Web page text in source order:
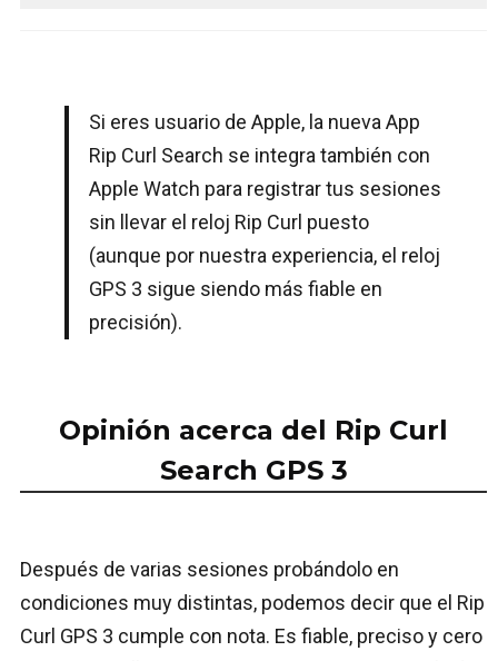
Si eres usuario de Apple, la nueva App
Rip Curl Search se integra también con
Apple Watch para registrar tus sesiones
sin llevar el reloj Rip Curl puesto
(aunque por nuestra experiencia, el reloj
GPS 3 sigue siendo más fiable en
precisión).
Opinión acerca del Rip Curl
Search GPS 3
Después de varias sesiones probándolo en
condiciones muy distintas, podemos decir que el Rip
Curl GPS 3 cumple con nota. Es fiable, preciso y cero